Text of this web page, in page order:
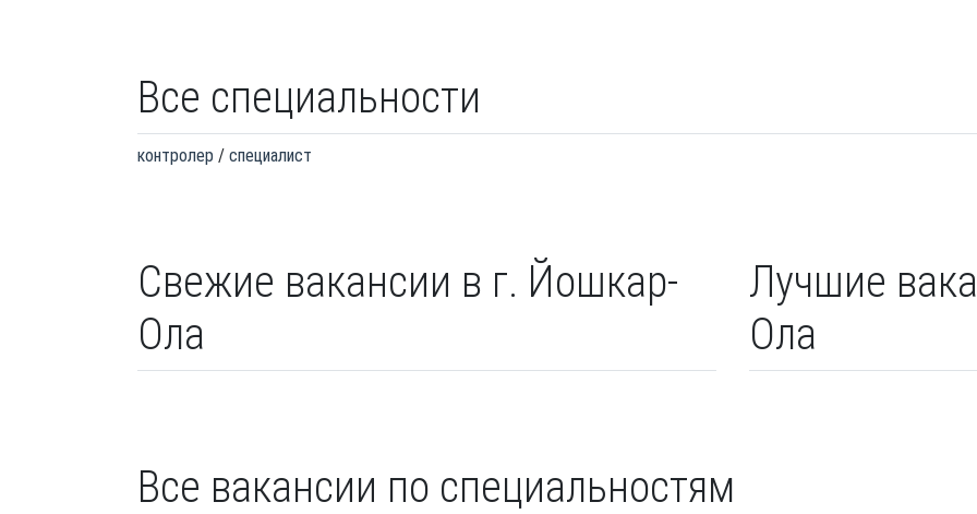
Все специальности
контролер специалист
Свежие вакансии в г. Йошкар-
Ола
Лучшие
Ола
Все вакансии по специальностям